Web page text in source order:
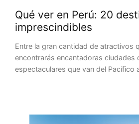
Qué ver en Perú: 20
imprescindibles
Entre la gran cantidad de atractivos
encontrarás encantadoras ciudades
espectaculares que van del Pacífico